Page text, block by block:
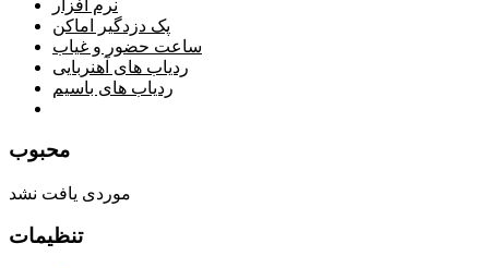
نرم افزار
پک دزدگیر اماکن
ساعت حضور و غیاب
ردیاب های آهنربایی
ردیاب های باسیم
محبوب
موردی یافت نشد
تنظیمات